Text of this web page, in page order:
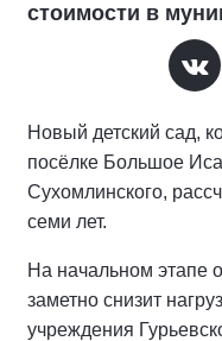
стоимости в
Новый детский сад,
посёлке Большое
Сухомлинского,
семи лет.
На начальном этапе
заметно снизит
учреждения